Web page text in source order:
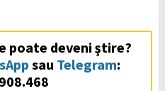
poate deveni ştire?
sau Telegram: